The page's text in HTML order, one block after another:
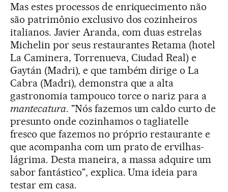
Mas estes processos de enriquecimento não
são patrimônio exclusivo dos cozinheiros
italianos. Javier Aranda, com duas estrelas
Michelin por seus restaurantes Retama (hotel
La Caminera, Torrenueva, Ciudad Real) e
Gaytán (Madri), e que também dirige o La
Cabra (Madri), demonstra que a alta
gastronomia tampouco torce o nariz para a
mantecatura. "Nós fazemos um caldo curto de
presunto onde cozinhamos o tagliatelle
fresco que fazemos no próprio restaurante e
que acompanha com um prato de ervilhas-
lágrima. Desta maneira, a massa adquire um
sabor fantástico", explica. Uma ideia para
testar em casa.